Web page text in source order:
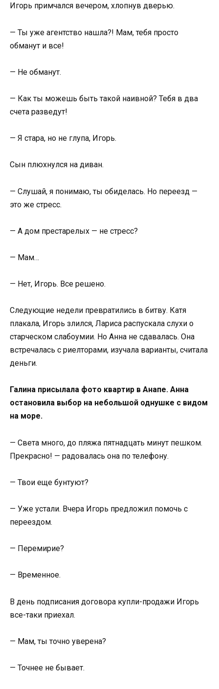
Игорь примчался вечером, хлопнув дверью.
— Ты уже агентство нашла?! Мам, тебя просто
обманут и все!
— Не обманут.
— Как ты можешь быть такой наивной? Тебя в два
счета разведут!
— Я стара, но не глупа, Игорь.
Сын плюхнулся на диван.
— Слушай, я понимаю, ты обиделась. Но переезд —
это же стресс.
— А дом престарелых — не стресс?
— Мам…
— Нет, Игорь. Все решено.
Следующие недели превратились в битву. Катя
плакала, Игорь злился, Лариса распускала слухи о
старческом слабоумии. Но Анна не сдавалась. Она
встречалась с риелторами, изучала варианты, считала
деньги.
Галина присылала фото квартир в Анапе. Анна
остановила выбор на небольшой однушке с видом
на море.
— Света много, до пляжа пятнадцать минут пешком.
Прекрасно! — радовалась она по телефону.
— Твои еще бунтуют?
— Уже устали. Вчера Игорь предложил помочь с
переездом.
— Перемирие?
— Временное.
В день подписания договора купли-продажи Игорь
все-таки приехал.
— Мам, ты точно уверена?
— Точнее не бывает.